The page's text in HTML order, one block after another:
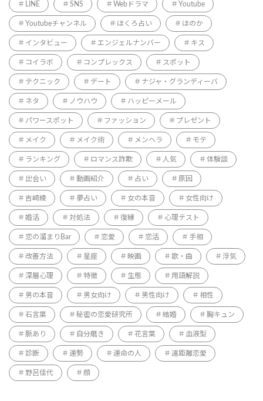
LINE SNS Webドラマ Youtube
Youtubeチャンネル ほくろ占い ほのか
インタビュー エンジェルナンバー キス
コイラボ コンプレックス スポット
テクニック デート ナジャ・グランディーバ
ネタ ノウハウ ハッピーメール
パワースポット ファッション プレゼント
メイク メイク術 メンヘラ モテ
ランキング ロマンス詐欺 人気 体験談
出会い 動画紹介 占い 原因
吉崎綾 夢占い 女の本音 女性向け
婚活 対処法 復縁 心理テスト
恋の溜まりBar 恋愛 恋活 手相
改善方法 星座 映画 歌・曲 浮気
深層心理 特徴 生態 用語解説
男の本音 男女向け 男性向け 相性
石言葉 秘密の恋愛研究所 結婚 胸キュン
脈あり 自分磨き 花言葉 血液型
診断 運勢 運命の人 遠距離恋愛
野呂佳代 顔